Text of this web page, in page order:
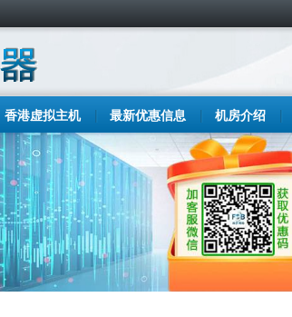
香港虚拟主机 最新优惠信息 机房介绍